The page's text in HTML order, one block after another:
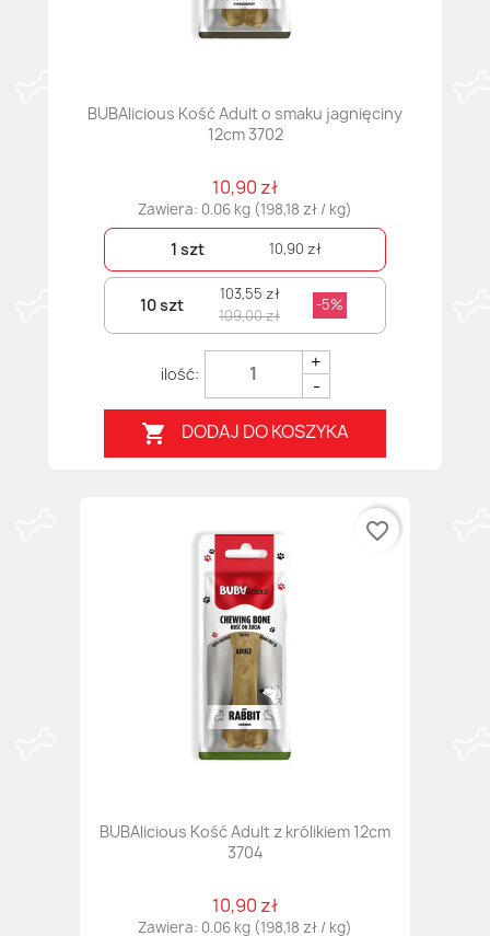
BUBAlicious Kość Adult o smaku jagnięciny
12cm 3702
10,90 zł
Zawiera: 0.06 kg (198,18 zł / kg)
1 szt 10,90 zł
10 szt
103,55 zł
109,00 zł
-5%
+
-
 DODAJ DO KOSZYKA
BUBAlicious Kość Adult z królikiem 12cm
3704
10,90 zł
Zawiera: 0.06 kg (198,18 zł / kg)
favorite_border